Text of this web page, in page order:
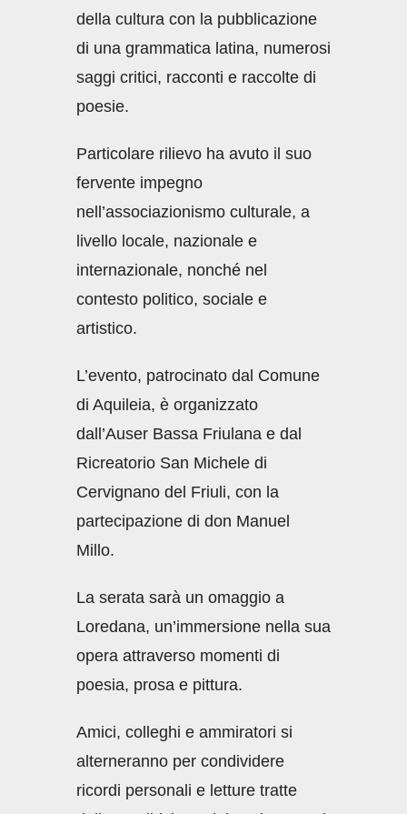
della cultura con la pubblicazione
di una grammatica latina, numerosi
saggi critici, racconti e raccolte di
poesie.
Particolare rilievo ha avuto il suo
fervente impegno
nell’associazionismo culturale, a
livello locale, nazionale e
internazionale, nonché nel
contesto politico, sociale e
artistico.
L’evento, patrocinato dal Comune
di Aquileia, è organizzato
dall’Auser Bassa Friulana e dal
Ricreatorio San Michele di
Cervignano del Friuli, con la
partecipazione di don Manuel
Millo.
La serata sarà un omaggio a
Loredana, un’immersione nella sua
opera attraverso momenti di
poesia, prosa e pittura.
Amici, colleghi e ammiratori si
alterneranno per condividere
ricordi personali e letture tratte